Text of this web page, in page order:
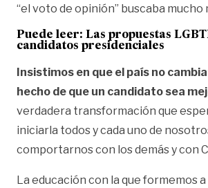
“el voto de opinión” buscaba mucho
Puede leer: Las propuestas
candidatos presidenciales
Insistimos en que el país no
hecho de que un candidato sea
verdadera transformación que
iniciarla todos y cada uno de
comportarnos con los demás y con
La educación con la que formemos